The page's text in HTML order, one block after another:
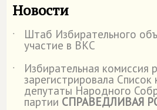
Новости
˙ Штаб Избирательного
участие в ВКС
˙
Избирательная комиссия
зарегистрировала
депутаты Народного
партии СПРАВЕДЛИВАЯ